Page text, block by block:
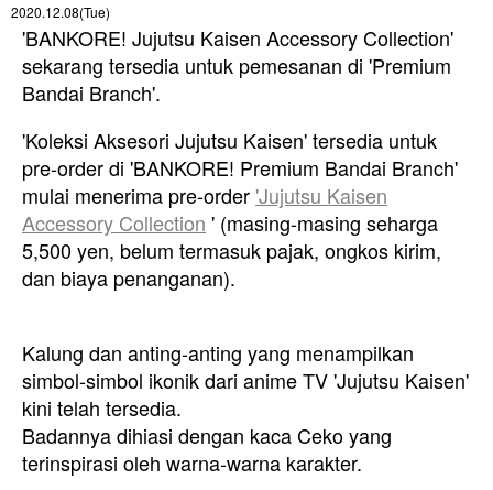
2020.12.08(Tue)
'BANKORE! Jujutsu Kaisen Accessory Collection'
sekarang tersedia untuk pemesanan di 'Premium
Bandai Branch'.
'Koleksi Aksesori Jujutsu Kaisen' tersedia untuk
pre-order di 'BANKORE! Premium Bandai Branch'
mulai menerima pre-order 'Jujutsu Kaisen
Accessory Collection ' (masing-masing seharga
5,500 yen, belum termasuk pajak, ongkos kirim,
dan biaya penanganan).
Kalung dan anting-anting yang menampilkan
simbol-simbol ikonik dari anime TV 'Jujutsu Kaisen'
kini telah tersedia.
Badannya dihiasi dengan kaca Ceko yang
terinspirasi oleh warna-warna karakter.